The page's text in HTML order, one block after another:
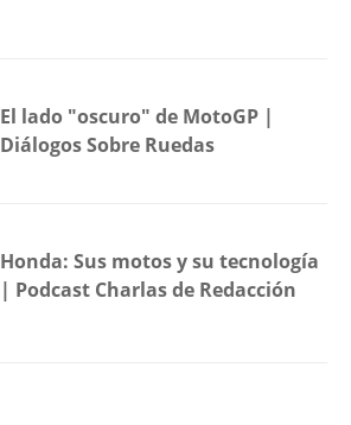
El lado "oscuro" de MotoGP |
Diálogos Sobre Ruedas
Honda: Sus motos y su tecnología
| Podcast Charlas de Redacción